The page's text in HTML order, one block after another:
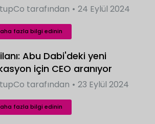
tarafından 24 Eylül 2024
fazla bilgi edinin
Abu Dabi'deki yeni
için CEO aranıyor
tarafından 23 Eylül 2024
fazla bilgi edinin